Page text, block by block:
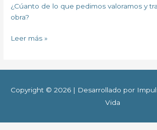
¿Cúanto de lo que pedimos valoramos y
obra?
Leer más »
Copyright © 2026 | Desarrollado por
Vida